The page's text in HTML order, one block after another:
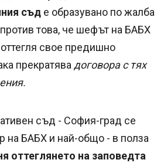
съд е образувано по жалба
това, че шефът на БАБХ
свое предишно
прекратявадоговора с тях
съд - София-град се
на БАБХ и най-общо - в полза
оттеглянето на заповедта